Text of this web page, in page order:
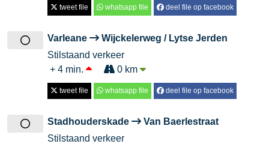
tweet file whatsapp file deel file op facebook
Varleane
Wijckelerweg / Lytse Jerden
Stilstaand verkeer
+ 4 min.
0 km
tweet file whatsapp file deel file op facebook
Stadhouderskade
Van Baerlestraat
Stilstaand verkeer